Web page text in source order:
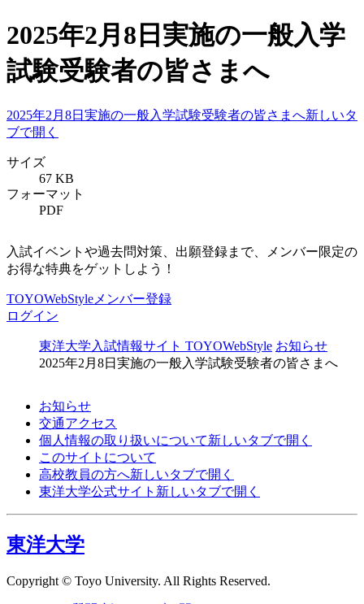
2025年2月8日実施の一般入学
試験受験者の皆さまへ
2025年2月8日実施の一般入学試験受験者の皆さまへ新しいタ
ブで開く
サイズ
67 KB
フォーマット
PDF
入試イベントや過去問対策、出願登録まで、メンバー限定の
お得な特典をゲットしよう！
TOYOWebStyleメンバー登録
ログイン
東洋大学入試情報サイト TOYOWebStyle お知らせ
2025年2月8日実施の一般入学試験受験者の皆さまへ
お知らせ
交通アクセス
個人情報の取り扱いについて新しいタブで開く
このサイトについて
高校教員の方へ新しいタブで開く
東洋大学公式サイト 新しいタブで開く
東洋大学
Copyright © Toyo University. All Rights Reserved.